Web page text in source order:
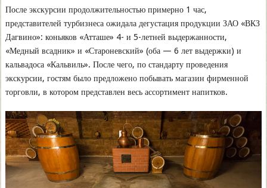
После экскурсии продолжительностью примерно 1 час,
представителей турбизнеса ожидала дегустация продукции ЗАО «ВКЗ
Дагвино»: коньяков «Атташе» 4- и 5-летней выдержанности,
«Медный всадник» и «Староневский» (оба — 6 лет выдержки) и
кальвадоса «Кальвиль». После чего, по стандарту проведения
экскурсии, гостям было предложено побывать магазин фирменной
торговли, в котором представлен весь ассортимент напитков.